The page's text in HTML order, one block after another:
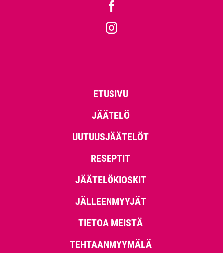
ETUSIVU
JÄÄTELÖ
UUTUUSJÄÄTELÖT
RESEPTIT
JÄÄTELÖKIOSKIT
JÄLLEENMYYJÄT
TIETOA MEISTÄ
TEHTAANMYYMÄLÄ